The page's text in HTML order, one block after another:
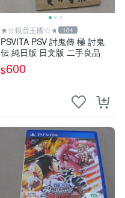
★☆鏡音王國☆★ 104
PSVITA PSV 討鬼傳 極 討鬼
伝 純日版 日文版 二手良品
$600